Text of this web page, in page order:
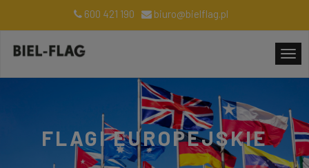
600 421 190 biuro@bielflag.pl
FLAGI EUROPEJSKIE